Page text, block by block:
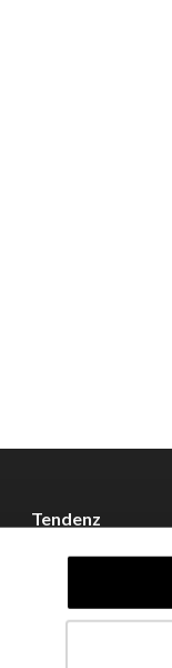
Tendenz
Handle hos oss